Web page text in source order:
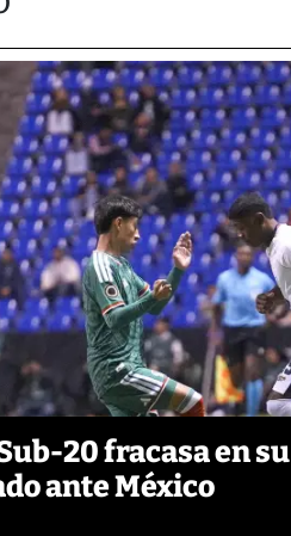
20 fracasa en
ante México